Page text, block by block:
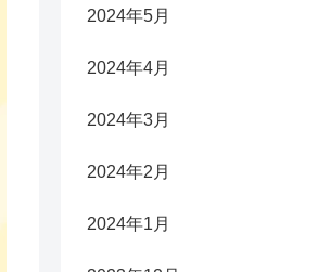
2024年5月
2024年4月
2024年3月
2024年2月
2024年1月